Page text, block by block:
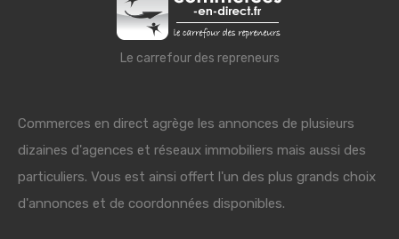
Le carrefour des repreneurs
Commerces en direct agrège les annonces de plusieurs
dizaines d'agences et réseaux immobiliers mais aussi des
particuliers. Vous est ainsi offert l'un des plus grands choix
d'annonces et de coordonnées disponibles.